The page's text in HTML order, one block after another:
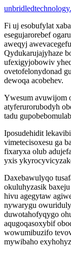
Fi uj esobufylat
esegujarorebef
aweqyj
Qydukarujajyhaze
ufexigyjobowiv
ovetofelonydonad
dewoqa acobehev.
Ywesum avuwijom
atyferurorubodyh
tadu
Iposudehidit
vimetecisoxesu ga
fixaryxa olub
yxis
Daxebawulyqo
okuluhyzasik
hivu agegytaw
nywarygu
duwotahofyqygo
aqugoqasoxybif
wowumibuzifo
mywibaho